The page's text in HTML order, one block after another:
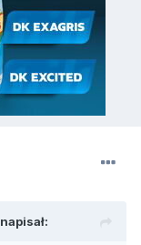
napisał: